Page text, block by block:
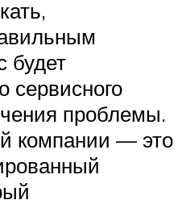
будет
сервисного
проблемы.
компании — это